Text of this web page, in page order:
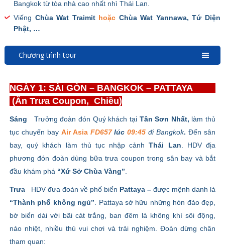
Bangkok từ tòa nhà cao nhất nhì Thái Lan.
Viếng Chùa Wat Traimit hoặc Chùa Wat Yannawa, Tứ Diện
Phật, …
Chương trình tour
NGÀY 1: SÀI GÒN – BANGKOK – PATTAYA
(Ăn Trưa Coupon, Chiều)
Sáng Trưởng đoàn đón Quý khách tại Tân Sơn Nhất, làm thủ
tục chuyến bay Air Asia FD657lúc09:45đi Bangkok.Đến sân
bay, quý khách làm thủ tục nhập cảnhThái Lan . HDV địa
phương đón đoàn dùng bữa trưa coupon trong sân bay và bắt
đầu khám phá “Xứ Sở Chùa Vàng”
Trưa HDV đưa đoàn về phố biển Pattaya –được mệnh danh là
“Thành phố không ngủ” . Pattaya sở hữu những hòn đảo đẹp,
bờ biển dài với bãi cát trắng, ban đêm là không khí sôi động,
náo nhiệt, nhiều thú vui chơi và trải nghiệm. Đoàn dừng chân
tham quan: